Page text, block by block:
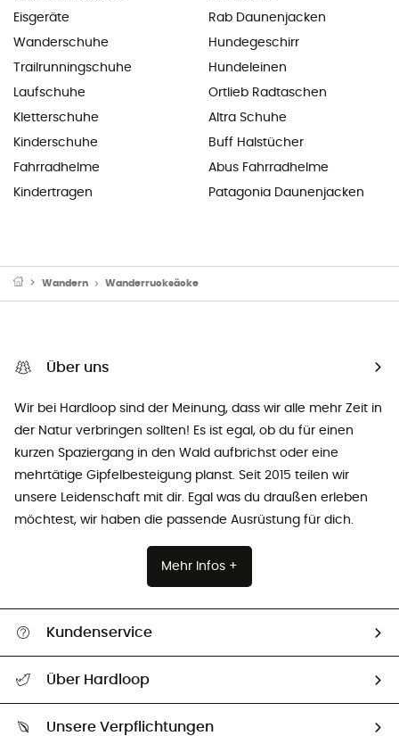
Eisgeräte
Wanderschuhe
Trailrunningschuhe
Laufschuhe
Kletterschuhe
Kinderschuhe
Fahrradhelme
Kindertragen
Rab Daunenjacken
Hundegeschirr
Hundeleinen
Ortlieb Radtaschen
Altra Schuhe
Buff Halstücher
Abus Fahrradhelme
Patagonia Daunenjacken
Wandern Wanderrucksäcke
Über uns
Wir bei Hardloop sind der Meinung, dass wir alle mehr Zeit in
der Natur verbringen sollten! Es ist egal, ob du für einen
kurzen Spaziergang in den Wald aufbrichst oder eine
mehrtätige Gipfelbesteigung planst. Seit 2015 teilen wir
unsere Leidenschaft mit dir. Egal was du draußen erleben
möchtest, wir haben die passende Ausrüstung für dich.
Mehr Infos +
Kundenservice
Größentabelle
Über Hardloop
Unsere Verpflichtungen